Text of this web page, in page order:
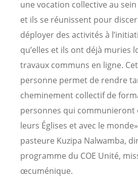
une vocation collective au sein
et ils se réunissent pour
déployer des activités à
qu’elles et ils ont déjà muries
travaux communs en ligne.
personne permet de rendre
cheminement collectif de
personnes qui communieront
leurs Églises et avec le
pasteure Kuzipa Nalwamba,
programme du COE Unité,
œcuménique.